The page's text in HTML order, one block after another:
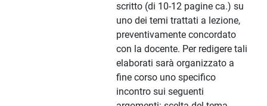
scritto (di 10-12 pagine ca.) su
uno dei temi trattati a lezione,
preventivamente concordato
con la docente. Per redigere tali
elaborati sarà organizzato a
fine corso uno specifico
incontro sui seguenti